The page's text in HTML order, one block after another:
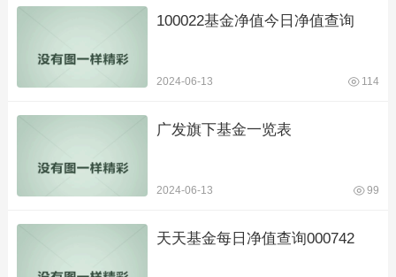
100022基金净值今日净值查询
2024-06-13 114
广发旗下基金一览表
2024-06-13 99
天天基金每日净值查询000742